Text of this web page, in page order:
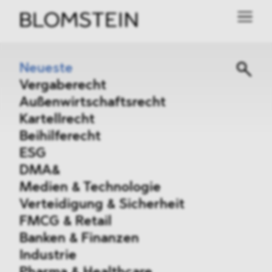
Neueste
Vergaberecht
Außenwirtschaftsrecht
Kartellrecht
Beihilferecht
ESG
DMA&
Medien & Technologie
Verteidigung & Sicherheit
FMCG & Retail
Banken & Finanzen
Industrie